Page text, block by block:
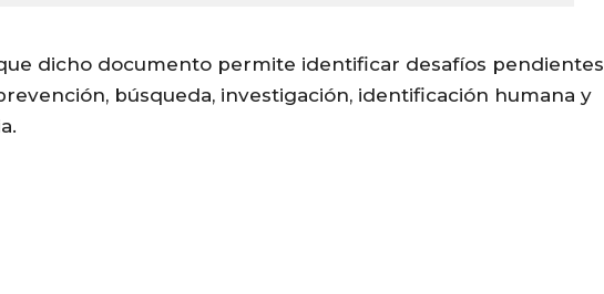
dicho documento permite identificar desafíos pendientes
búsqueda, investigación, identificación humana y